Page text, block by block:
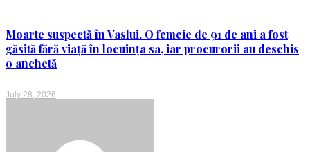
Moarte suspectă în Vaslui. O femeie de 91 de ani a fost
găsită fără viață în locuința sa, iar procurorii au deschis
o anchetă
July 28, 2026